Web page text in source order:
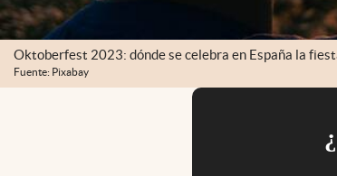
Oktoberfest 2023: dónde se celebra en España la
Fuente: Pixabay